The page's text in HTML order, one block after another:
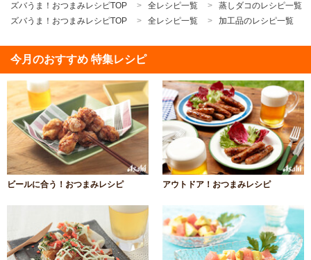
ズバうま！おつまみレシピTOP 全レシピ一覧
蒸しダコのレシピ一覧
ズバうま！おつまみレシピTOP
全レシピ一覧 加工品のレシピ一覧
今月のおすすめ 特集レシピ
ビールに合う！おつまみレシピ アウトドア！おつまみレシピ